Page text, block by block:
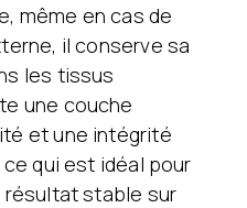
même en cas de
il conserve sa
les tissus
une couche
et une intégrité
qui est idéal pour
résultat stable sur